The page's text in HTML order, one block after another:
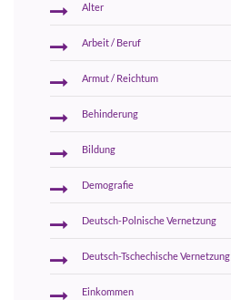
Alter
Arbeit / Beruf
Armut / Reichtum
Behinderung
Bildung
Demografie
Deutsch-Polnische Vernetzung
Deutsch-Tschechische Vernetzung
Einkommen